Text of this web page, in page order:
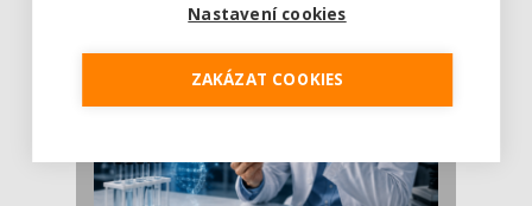
Nastavení cookies
ZAKÁZAT COOKIES